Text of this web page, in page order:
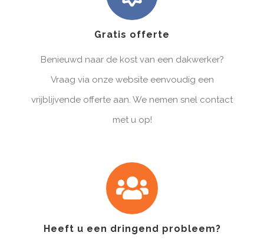
Gratis offerte
Benieuwd naar de kost van een dakwerker?
Vraag via onze website eenvoudig een
vrijblijvende offerte aan. We nemen snel contact
met u op!
Heeft u een dringend probleem?